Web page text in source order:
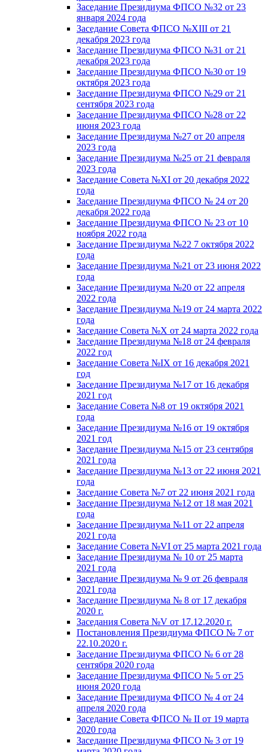
Заседание Президиума ФПСО №32 от 23
января 2024 года
Заседание Совета ФПСО №XIII от 21
декабря 2023 года
Заседание Президиума ФПСО №31 от 21
декабря 2023 года
Заседание Президиума ФПСО №30 от 19
октября 2023 года
Заседание Президиума ФПСО №29 от 21
сентября 2023 года
Заседание Президиума ФПСО №28 от 22
июня 2023 года
Заседание Президиума №27 от 20 апреля
2023 года
Заседание Президиума №25 от 21 февраля
2023 года
Заседание Совета №XI от 20 декабря 2022
года
Заседание Президиума ФПСО № 24 от 20
декабря 2022 года
Заседание Президиума ФПСО № 23 от 10
ноября 2022 года
Заседание Президиума №22 7 октября 2022
года
Заседание Президиума №21 от 23 июня 2022
года
Заседание Президиума №20 от 22 апреля
2022 года
Заседание Президиума №19 от 24 марта 2022
года
Заседание Совета №X от 24 марта 2022 года
Заседание Президиума №18 от 24 февраля
2022 год
Заседание Совета №IX от 16 декабря 2021
год
Заседание Президиума №17 от 16 декабря
2021 год
Заседание Совета №8 от 19 октября 2021
года
Заседание Президиума №16 от 19 октября
2021 год
Заседание Президиума №15 от 23 сентября
2021 года
Заседание Президиума №13 от 22 июня 2021
года
Заседание Совета №7 от 22 июня 2021 года
Заседание Президиума №12 от 18 мая 2021
года
Заседание Президиума №11 от 22 апреля
2021 года
Заседание Совета №VI от 25 марта 2021 года
Заседание Президиума № 10 от 25 марта
2021 года
Заседание Президиума № 9 от 26 февраля
2021 года
Заседание Президиума № 8 от 17 декабря
2020 г.
Заседания Совета №V от 17.12.2020 г.
Постановления Президиума ФПСО № 7 от
22.10.2020 г.
Заседание Президиума ФПСО № 6 от 28
сентября 2020 года
Заседание Президиума ФПСО № 5 от 25
июня 2020 года
Заседание Президиума ФПСО № 4 от 24
апреля 2020 года
Заседание Совета ФПСО № II от 19 марта
2020 года
Заседание Президиума ФПСО № 3 от 19